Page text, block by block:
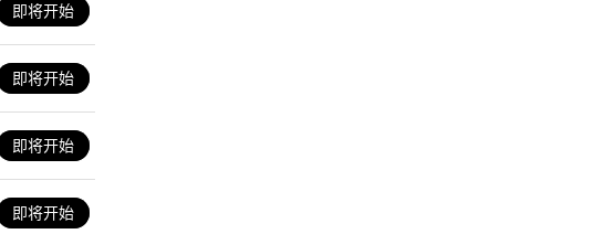
即将开始
即将开始
即将开始
即将开始